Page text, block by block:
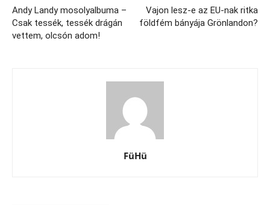
Andy Landy mosolyalbuma –
Csak tessék, tessék drágán
vettem, olcsón adom!
Vajon lesz-e az EU-nak ritka
földfém bányája Grönlandon?
FüHü